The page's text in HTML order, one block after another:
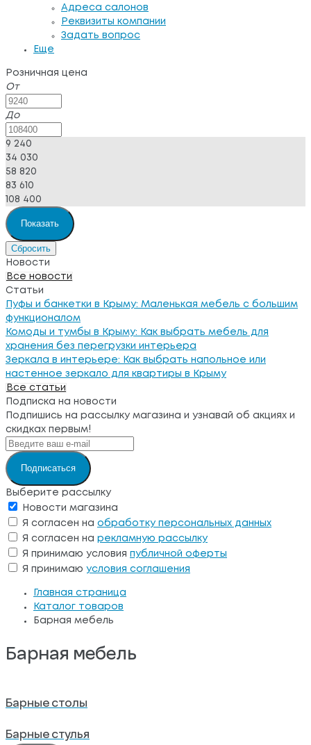
Адреса салонов
Реквизиты компании
Задать вопрос
Еще
Розничная цена
От
До
9 240
34 030
58 820
83 610
108 400
Новости
Все новости
Статьи
Пуфы и банкетки в Крыму: Маленькая мебель с большим
функционалом
Комоды и тумбы в Крыму: Как выбрать мебель для
хранения без перегрузки интерьера
Зеркала в интерьере: Как выбрать напольное или
настенное зеркало для квартиры в Крыму
Все статьи
Подписка на новости
Подпишись на рассылку магазина и узнавай об акциях и
скидках первым!
Подписаться
Выберите рассылку
Новости магазина
Я согласен на обработку персональных данных
Я согласен на рекламную рассылку
Я принимаю условия публичной оферты
Я принимаю условия соглашения
Главная страница
Каталог товаров
Барная мебель
Барная мебель
Барные столы
Барные стулья